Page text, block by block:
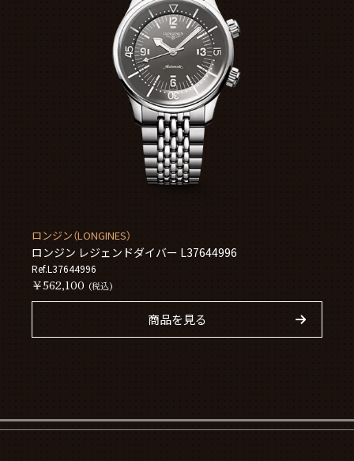
ロンジン（LONGINES）
ロンジン レジェンドダイバー L37644996
Ref.L37644996
￥562,100 (税込)
商品を見る